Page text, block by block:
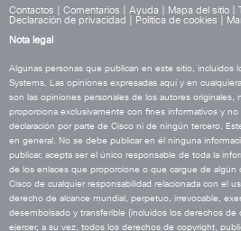
Contactos Comentarios Ayuda Mapa del sitio
Declaración de privacidad
Política de cookies
Nota legal
Algunas personas que publican en este sitio, incluidos
Systems. Las opiniones expresadas aquí y en
son las opiniones personales de los autores originales,
proporciona exclusivamente con fines informativos y
declaración por parte de Cisco ni de ningún tercero.
en general. No se debe publicar en él ninguna
publicar, acepta ser el único responsable de toda la
de los enlaces que proporcione o que cargue de
Cisco de cualquier responsabilidad relacionada con el
derecho de alcance mundial, perpetuo, irrevocable,
desembolsado y transferible (incluidos los derechos de
ejercer, a su vez, todos los derechos de copyright,